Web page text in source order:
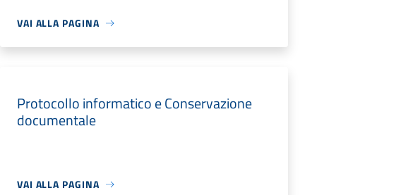
VAI ALLA PAGINA
Protocollo informatico e Conservazione
documentale
VAI ALLA PAGINA